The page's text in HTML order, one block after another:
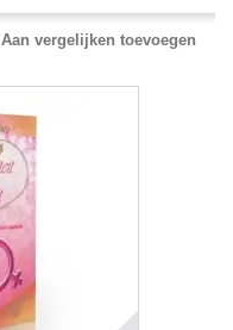
Aan vergelijken toevoegen